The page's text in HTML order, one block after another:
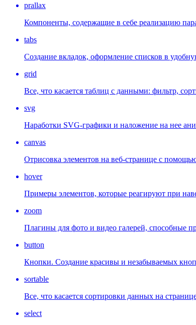
prallax
Компоненты, содержащие в себе реализацию
tabs
Создание вкладок, оформление списков в
grid
Все, что касается таблиц с данными: фильтр,
svg
Наработки SVG-графики и наложение на нее
canvas
Отрисовка элементов на веб-странице с
hover
Примеры элементов, которые реагируют при
zoom
Плагины для фото и видео галерей, способные
button
Кнопки. Создание красивы и незабываемых
sortable
Все, что касается сортировки данных на
select